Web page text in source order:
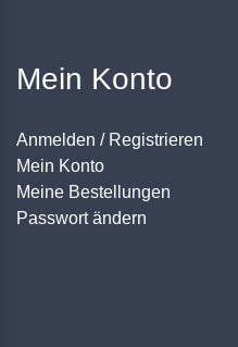
Mein Konto
Anmelden / Registrieren
Mein Konto
Meine Bestellungen
Passwort ändern